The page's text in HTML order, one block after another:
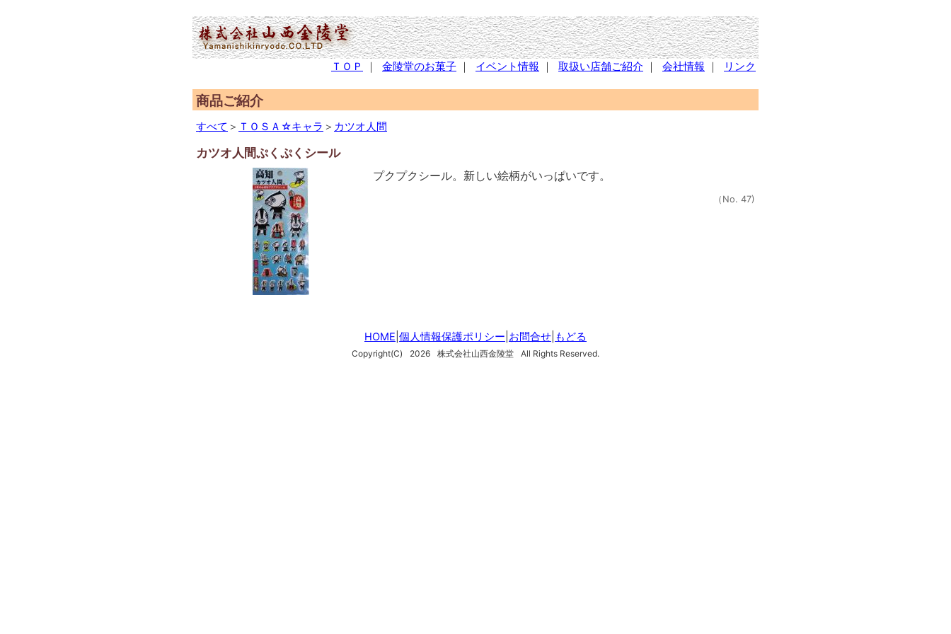
ＴＯＰ ｜ 金陵堂のお菓子 ｜ イベント情報 ｜ 取扱い店舗ご紹介 ｜ 会社情報 ｜ リンク
商品ご紹介
すべて ＞ ＴＯＳＡ☆キャラ ＞ カツオ人間
カツオ人間ぷくぷくシール
プクプクシール。新しい絵柄がいっぱいです。
（No. 47)
HOME 個人情報保護ポリシー お問合せ もどる
Copyright(C) 2026 株式会社山西金陵堂 All Rights Reserved.